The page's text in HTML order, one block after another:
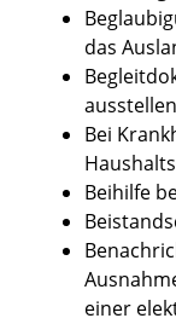
das
ausstellen
Bei
Beihilfe
einer